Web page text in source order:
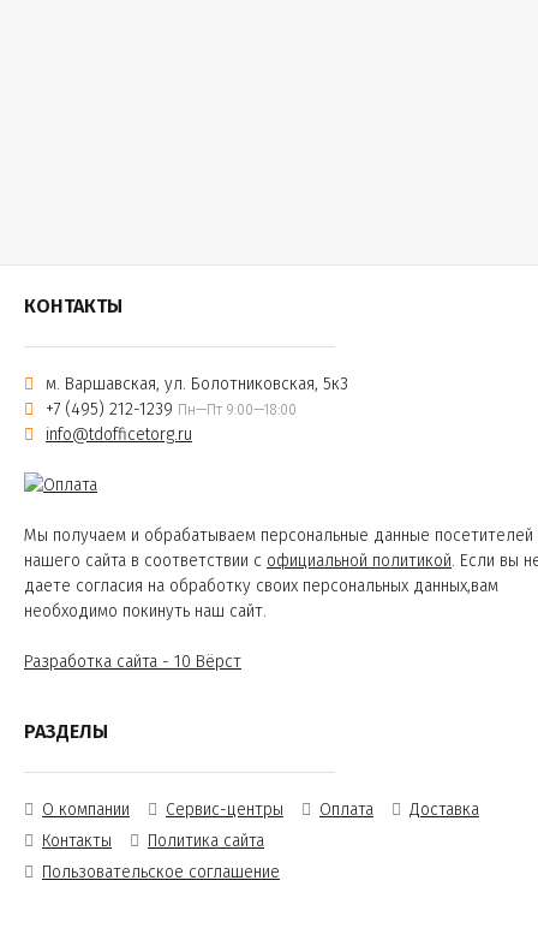
КОНТАКТЫ
м. Варшавская, ул. Болотниковская, 5к3
+7 (495) 212-1239 Пн—Пт 9:00—18:00
info@tdofficetorg.ru
Мы получаем и обрабатываем персональные данные посетителей
нашего сайта в соответствии с официальной политикой. Если вы
даете согласия на обработку своих персональных данных,вам
необходимо покинуть наш сайт.
Разработка сайта - 10 Вёрст
РАЗДЕЛЫ
О компании Сервис-центры Оплата
Доставка
Контакты
Политика сайта
Пользовательское соглашение